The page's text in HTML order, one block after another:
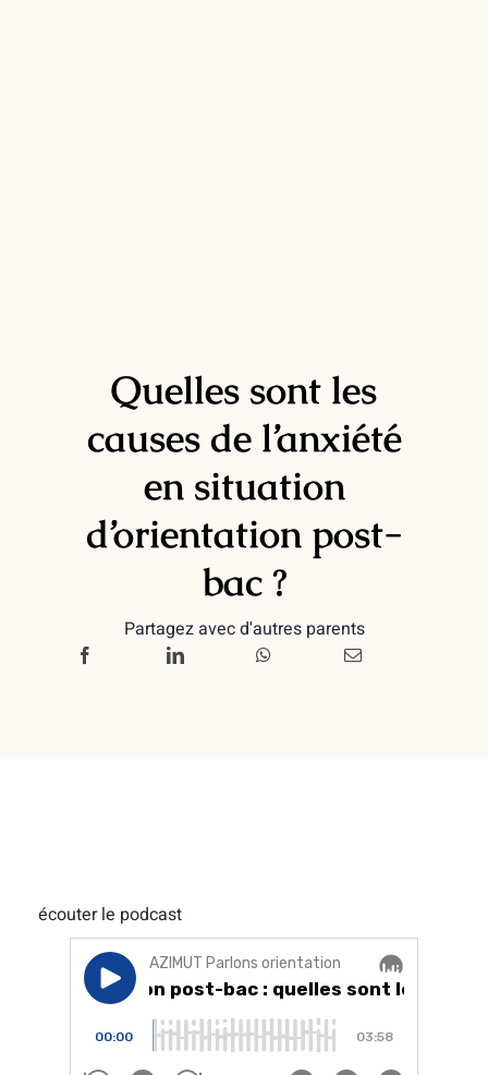
Quelles sont les
causes de l’anxiété
en situation
d’orientation post-
bac ?
Partagez avec d'autres parents
écouter le podcast